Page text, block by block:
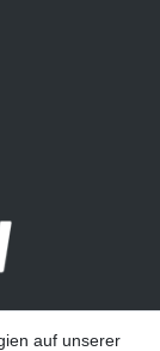
auf unserer